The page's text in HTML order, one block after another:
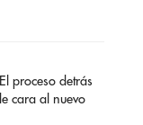
proceso detrás
cara al nuevo